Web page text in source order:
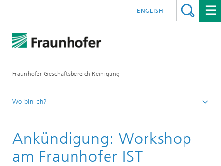
Fraunhofer-Geschäftsbereich Reinigung
ENGLISH
Wo bin ich?
News & Medien
Newsletter
Ankündigung: Workshop
am Fraunhofer IST